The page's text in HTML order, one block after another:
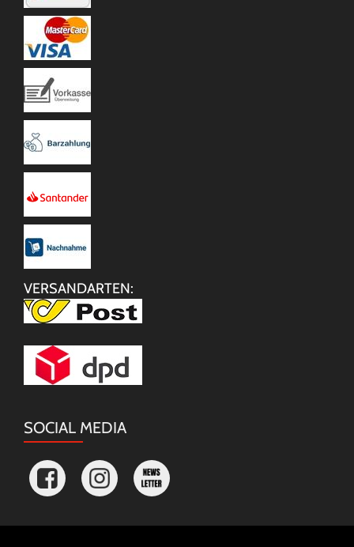
VERSANDARTEN:
SOCIAL MEDIA